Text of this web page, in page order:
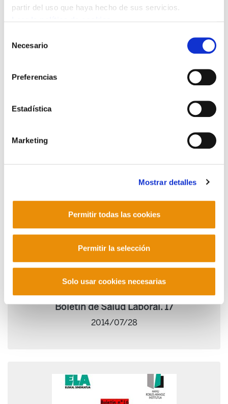
partir del uso que haya hecho de sus servicios.
Necesario
Preferencias
Estadística
Marketing
Mostrar detalles
Permitir todas las cookies
Permitir la selección
Solo usar cookies necesarias
Boletín de Salud Laboral 18
Boletín de Salud Laboral. 17
2014/07/28